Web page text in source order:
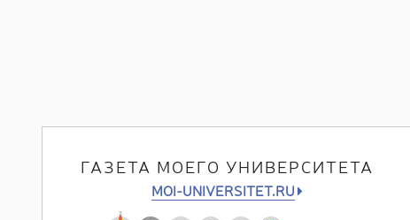
ГАЗЕТА МОЕГО УНИВЕРСИТЕТА
MOI-UNIVERSITET.RU